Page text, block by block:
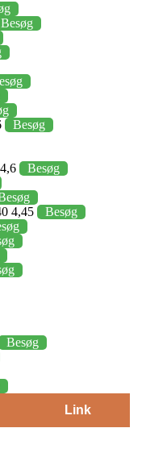
Besøg
Besøg
Besøg
4,45
Besøg
Besøg
Link